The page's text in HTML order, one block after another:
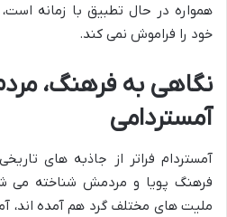
همواره در حال تطبیق با زمانه
خود را فراموش نمی کند.
نگاهی به فرهنگ،
آمستردامی
آمستردام فراتر از جاذبه های
فرهنگ پویا و مردمش شناخته می
ملیت های مختلف گرد هم آمده اند،